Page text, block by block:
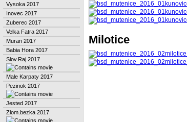
Vysoka 2017
Inovec 2017
Zuberec 2017
Velka Fatra 2017
Muran 2017
Babia Hora 2017
Slov.Raj 2017
Male Karpaty 2017
Pezinok 2017
Jested 2017
Zlom.bezka 2017
Milotice